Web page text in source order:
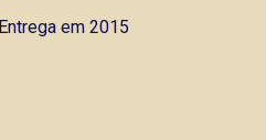
Entrega em 2015